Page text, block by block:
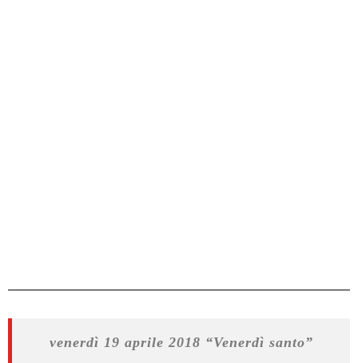
venerdì 19 aprile 2018 “Venerdì santo”